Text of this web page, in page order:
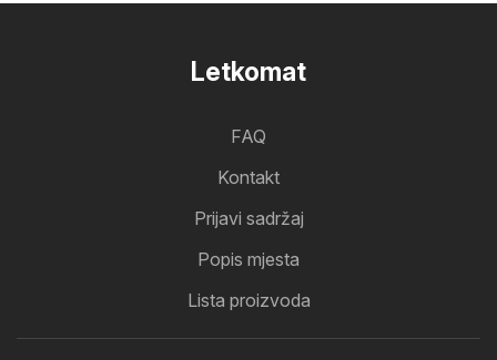
Letkomat
FAQ
Kontakt
Prijavi sadržaj
Popis mjesta
Lista proizvoda